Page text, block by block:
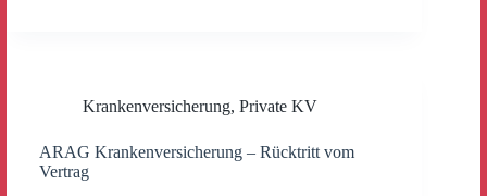
Krankenversicherung, Private KV
ARAG Krankenversicherung – Rücktritt vom
Vertrag